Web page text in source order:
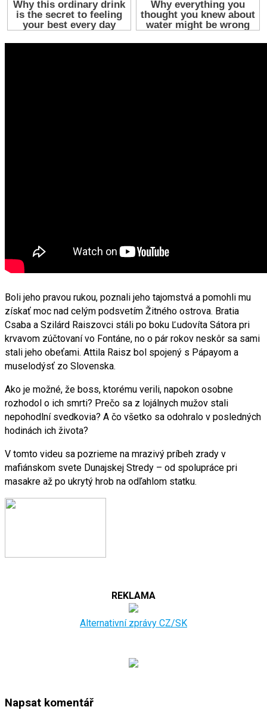
Boli jeho pravou rukou, poznali jeho tajomstvá a pomohli mu
získať moc nad celým podsvetím Žitného ostrova. Bratia
Csaba a Szilárd Raiszovci stáli po boku Ľudovíta Sátora pri
krvavom zúčtovaní vo Fontáne, no o pár rokov neskôr sa sami
stali jeho obeťami. Attila Raisz bol spojený s Pápayom a
muselodýsť zo Slovenska.
Ako je možné, že boss, ktorému verili, napokon osobne
rozhodol o ich smrti? Prečo sa z lojálnych mužov stali
nepohodlní svedkovia? A čo všetko sa odohralo v posledných
hodinách ich života?
V tomto videu sa pozrieme na mrazivý príbeh zrady v
mafiánskom svete Dunajskej Stredy – od spolupráce pri
masakre až po ukrytý hrob na odľahlom statku.
REKLAMA
Alternativní zprávy CZ/SK
Napsat komentář